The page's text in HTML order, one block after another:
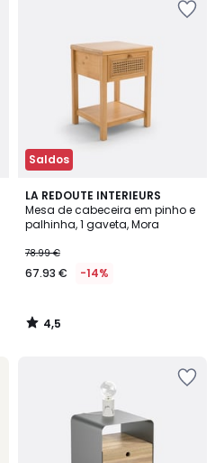
Saldos
LA REDOUTE INTERIEURS
Mesa de cabeceira em pinho e
palhinha, 1 gaveta, Mora
78.99 €
67.93 € -14%
4,5
/ 5
4,5
/